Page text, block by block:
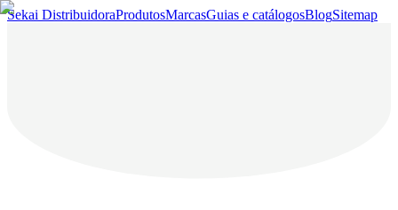
Sekai DistribuidoraProdutosMarcasGuias e catálogosBlogSitemap